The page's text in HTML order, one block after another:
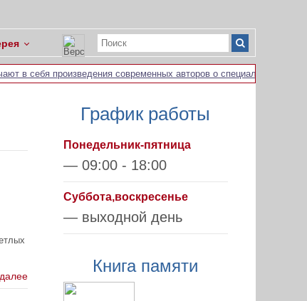
в себя произведения современных авторов о специальной
График работы
Понедельник-пятница
— 09:00 - 18:00
Суббота,воскресенье
— выходной день
Книга памяти